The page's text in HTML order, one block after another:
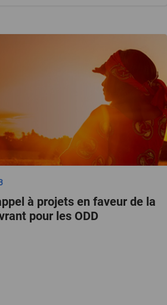
à projets en faveur de la
pour les ODD